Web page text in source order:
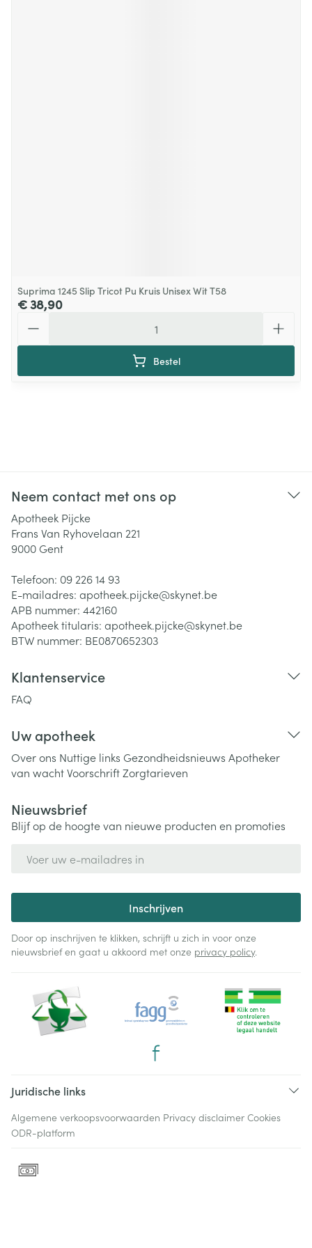
Suprima 1245 Slip Tricot Pu Kruis Unisex Wit T58
€ 38,90
Bestel
Neem contact met ons op
Apotheek Pijcke
Frans Van Ryhovelaan 221
9000 Gent
Telefoon: 09 226 14 93
E-mailadres: apotheek.pijcke@skynet.be
APB nummer: 442160
Apotheek titularis: apotheek.pijcke@skynet.be
BTW nummer: BE0870652303
Klantenservice
FAQ
Uw apotheek
Over ons Nuttige links Gezondheidsnieuws Apotheker
van wachtVoorschriftZorgtarieven
Nieuwsbrief
Blijf op de hoogte van nieuwe producten en promoties
Inschrijven
Door op inschrijven te klikken, schrijft u zich in voor onze
nieuwsbrief en gaat u akkoord met onze privacy policy.
Juridische links
Algemene verkoopsvoorwaarden Privacy disclaimer Cookies
ODR-platform